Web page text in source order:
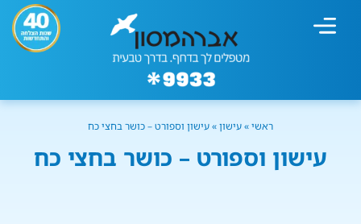
ראשי»עישון»עישון וספורט – כושר בחצי כח
עישון וספורט – כושר בחצי כח